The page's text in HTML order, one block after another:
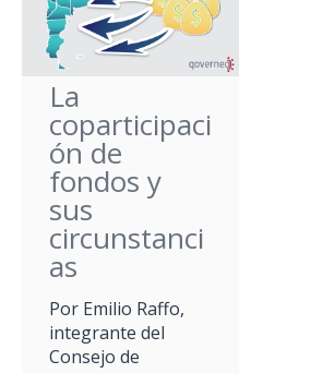
La
coparticipaci
ón de
fondos y
sus
circunstanci
as
Por Emilio Raffo,
integrante del
Consejo de